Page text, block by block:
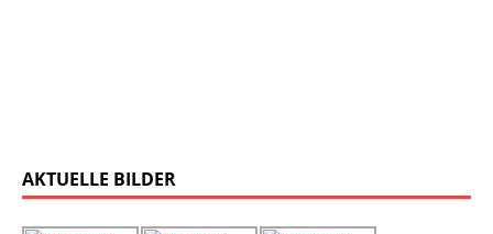
AKTUELLE BILDER